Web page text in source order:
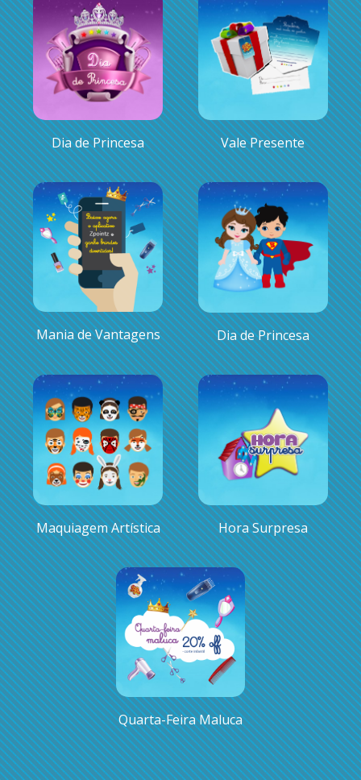
Dia de Princesa Vale Presente
Mania de Vantagens Dia de Princesa
Maquiagem Artística Hora Surpresa
Quarta-Feira Maluca